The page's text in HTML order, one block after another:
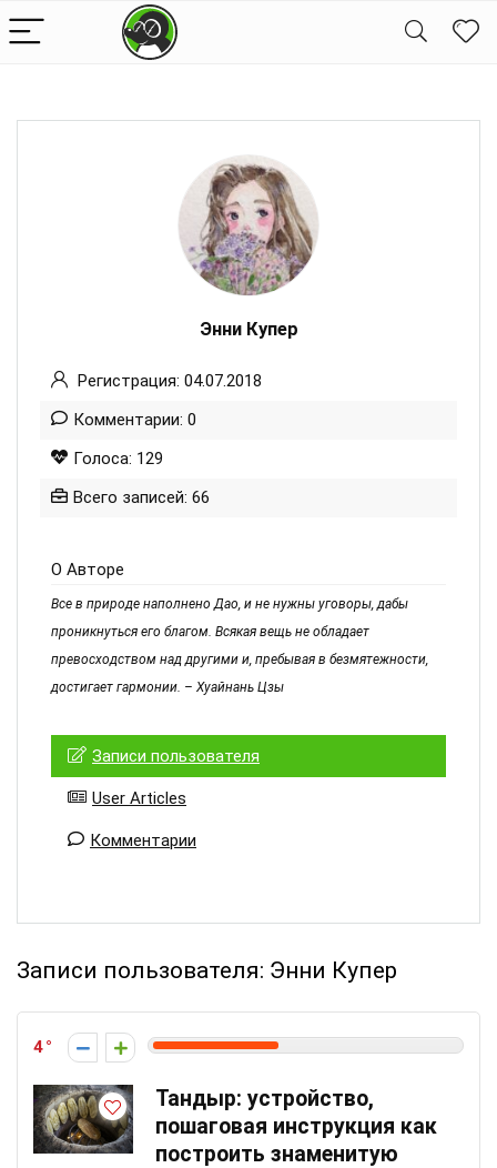
Энни Купер
Регистрация: 04.07.2018
Комментарии: 0
Голоса: 129
Всего записей: 66
О Авторе
Все в природе наполнено Дао, и не нужны уговоры, дабы
проникнуться его благом. Всякая вещь не обладает
превосходством над другими и, пребывая в безмятежности,
достигает гармонии. – Хуайнань Цзы
Записи пользователя
User Articles
Комментарии
Записи пользователя: Энни Купер
4
Тандыр: устройство,
пошаговая инструкция как
построить знаменитую